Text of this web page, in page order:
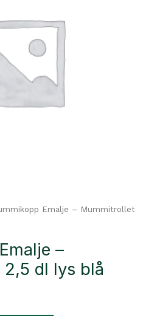
Emalje – Mummitrollet
–
dl lys blå